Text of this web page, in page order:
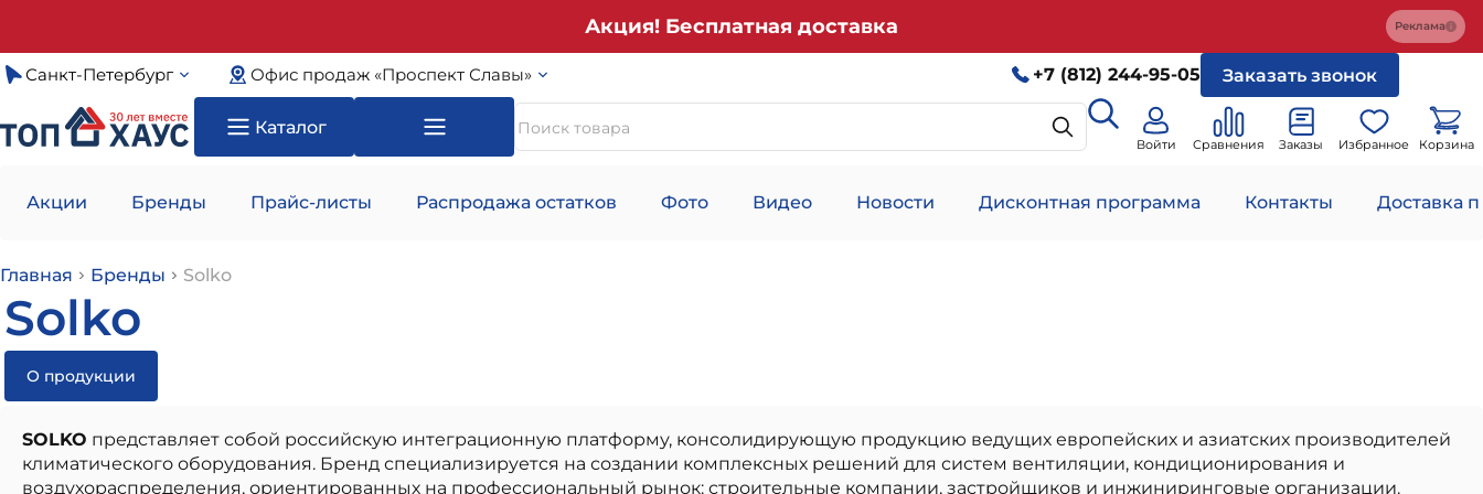
Акция! Бесплатная доставка Реклама
Санкт-Петербург Офис продаж «Проспект Славы» +7 (812) 244-95-05 Заказать звонок
Каталог
Войти Сравнения Заказы Избранное Корзина
Акции Бренды Прайс-листы Распродажа остатков Фото Видео Новости Дисконтная программа Контакты Доставка
Главная Бренды Solko
Solko
О продукции
SOLKO представляет собой российскую интеграционную платформу, консолидирующую продукцию ведущих европейских и азиатских производителей
климатического оборудования. Бренд специализируется на создании комплексных решений для систем вентиляции, кондиционирования и
воздухораспределения, ориентированных на профессиональный рынок: строительные компании, застройщиков и инжиниринговые организации.